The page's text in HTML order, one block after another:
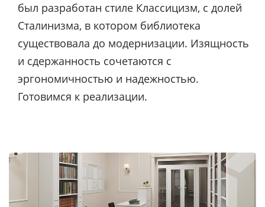
был разработан стиле Классицизм, с долей
Сталинизма, в котором библиотека
существовала до модернизации. Изящность
и сдержанность сочетаются с
эргономичностью и надежностью.
Готовимся к реализации.